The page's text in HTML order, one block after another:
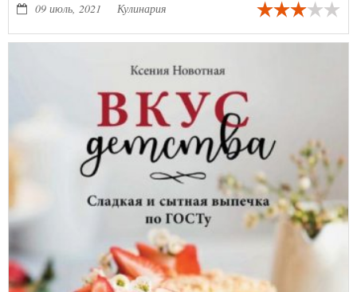
09 июль, 2021
Кулинария